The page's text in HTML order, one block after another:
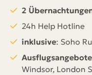
2
24h Help Hotline
inklusive: Soho
Windsor, London